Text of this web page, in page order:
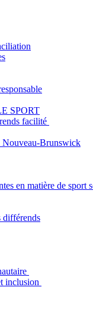
SPORT
facilité
Nouveau-Brunswick
en matière de
différends
inclusion